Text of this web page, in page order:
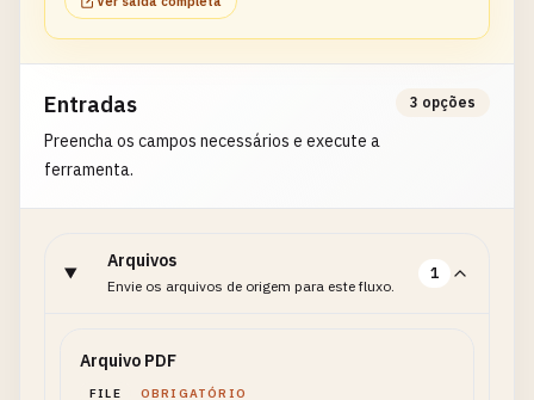
Entradas
Preencha os campos necessários e execute a
ferramenta.
3 opções
Arquivos
Envie os arquivos de origem para este fluxo.
1
Arquivo PDF
FILE OBRIGATÓRIO